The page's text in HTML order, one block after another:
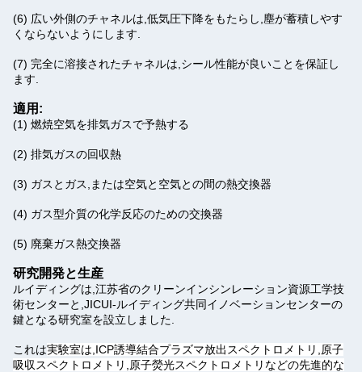
(6) 広い外側のチャネルは,低気圧下降をもたらし,塵が蓄積しやす
くならないようにします.
(7) 完全に溶接されたチャネルは,シール性能が良いことを保証し
ます.
適用:
(1) 燃焼空気を排気ガスで予熱する
(2) 排気ガスの回収熱
(3) ガスとガス,または空気と空気との間の熱交換器
(4) ガス型介質の化学反応のための交換器
(5) 廃棄ガス熱交換器
研究開発と生産
ルイディングは,江苏省のクリーンインシンレーション資源工学技
術センターと,JICUI-ルイディング共同イノベーションセンターの
鍵となる研究室を設立しました.
これは実験室は,ICP誘導結合プラズマ放出スペクトロメトリ,原子
吸収スペクトロメトリ,原子熒光スペクトロメトリなどの先進的な